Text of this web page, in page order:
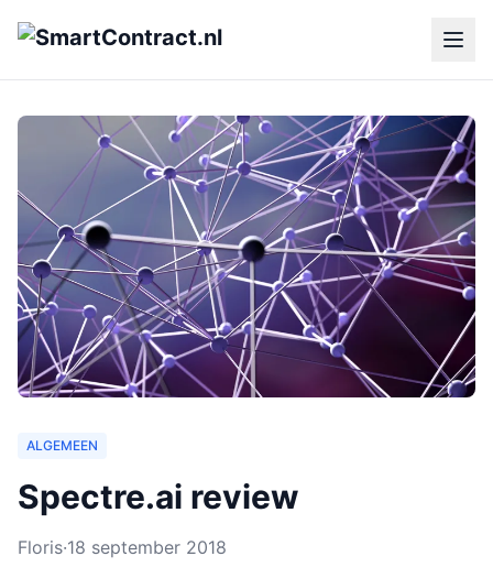
ALGEMEEN
Spectre.ai review
Floris·18 september 2018